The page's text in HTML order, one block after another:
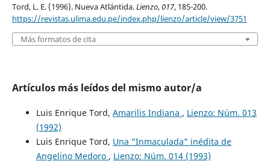
Tord, L. E. (1996). Nueva Atlántida.Lienzo,017, 185-200.
https://revistas.ulima.edu.pe/index.php/lienzo/article/view/3751
Más formatos de cita
Artículos más leídos del mismo autor/a
Luis Enrique Tord, Amarilis Indiana , Lienzo: Núm. 013
(1992)
Luis Enrique Tord, Una "Inmaculada" inédita de
Angelino Medoro , Lienzo: Núm. 014 (1993)